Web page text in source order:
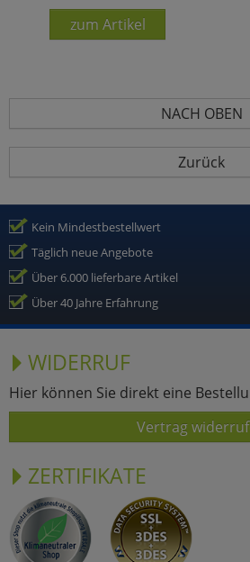
zum Artikel
NACH OBEN
Zurück
Kein Mindestbestellwert
Täglich neue Angebote
Über 6.000 lieferbare Artikel
Über 40 Jahre Erfahrung
WIDERRUF
Hier können Sie direkt eine
Vertrag
ZERTIFIKATE